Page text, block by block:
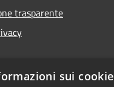
trasparente
accessibilitàsui cookie